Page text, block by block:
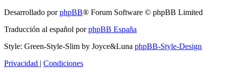
Desarrollado porphpBB® Forum Software © phpBB Limited
Traducción al español porphpBB España
Style: Green-Style-Slim by Joyce&Luna phpBB-Style-Design
Privacidad | Condiciones